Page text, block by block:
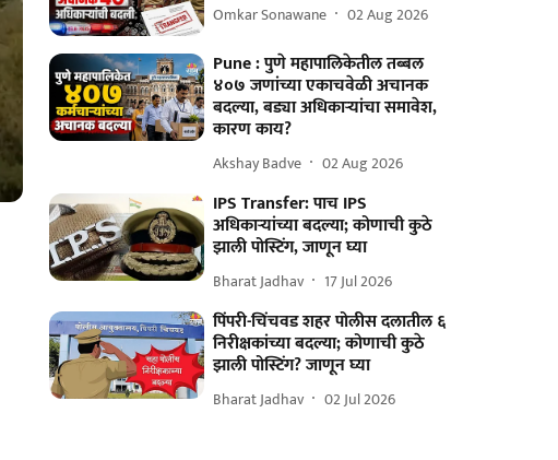
Omkar Sonawane 02 Aug 2026
Pune : पुणे महापालिकेतील तब्बल
४०७ जणांच्या एकाचवेळी अचानक
बदल्या, बड्या अधिकाऱ्यांचा समावेश,
कारण काय?
Akshay Badve 02 Aug 2026
IPS Transfer: पाच IPS
अधिकाऱ्यांच्या बदल्या; कोणाची कुठे
झाली पोस्टिंग, जाणून घ्या
Bharat Jadhav 17 Jul 2026
पिंपरी-चिंचवड शहर पोलीस दलातील ६
निरीक्षकांच्या बदल्या; कोणाची कुठे
झाली पोस्टिंग? जाणून घ्या
Bharat Jadhav 02 Jul 2026